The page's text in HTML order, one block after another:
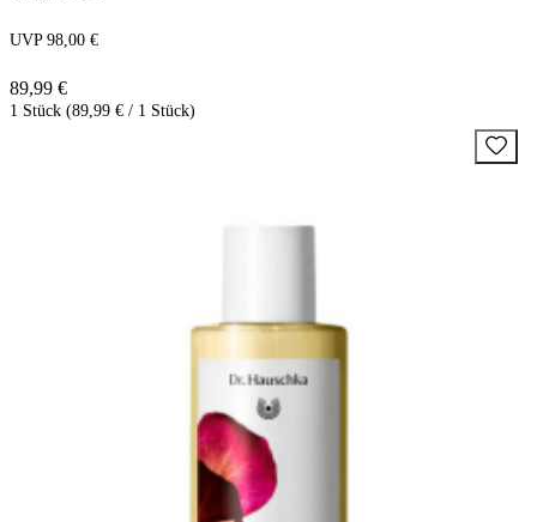
UVP 98,00 €
89,99 €
1 Stück (89,99 € / 1 Stück)